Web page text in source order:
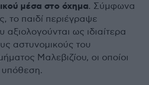
μέσα στο όχημα. Σύμφωνα
το παιδί περιέγραψε
αξιολογούνται ως ιδιαίτερα
αστυνομικούς του
Μαλεβιζίου, οι οποίοι
υπόθεση.